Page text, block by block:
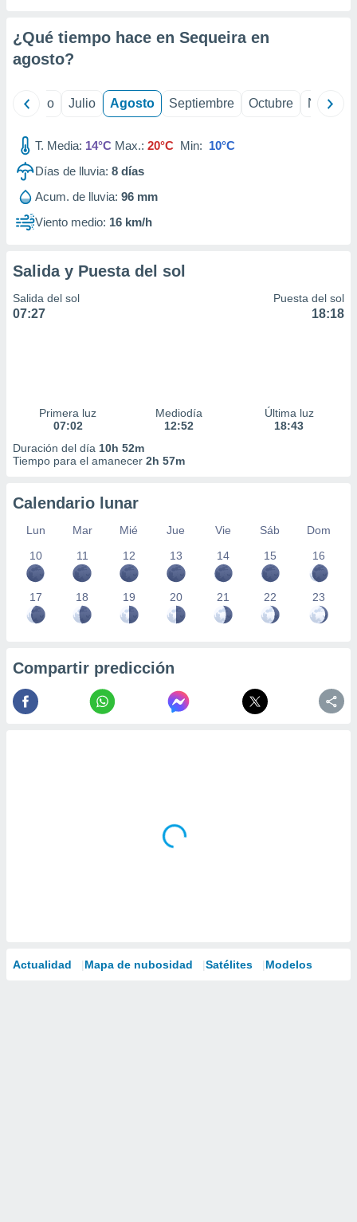
e
mediante
publicidad
publicidad
de
1199
¿Qué tiempo hace en Sequeira en
agosto?
Junio Julio Agosto Septiembre Octubre
T. Media: 14°C Max.: 20°C Min: 10°C
Días de lluvia: 8 días
Acum. de lluvia: 96 mm
Viento medio: 16 km/h
Salida y Puesta del sol
Salida del sol
07:27
Puesta del sol
18:18
Primera luz
07:02
Mediodía
12:52
Última luz
18:43
Duración del día 10h 52m
Tiempo para el amanecer 2h 57m
Calendario lunar
Lun Mar Mié Jue Vie Sáb
Dom
10
11 12 13 14 15 16
17 18 19 20 21 22 23
Compartir predicción
Actualidad Mapa de nubosidad Satélites Modelos